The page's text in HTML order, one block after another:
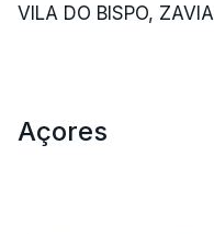
VILA DO BISPO,
Açores